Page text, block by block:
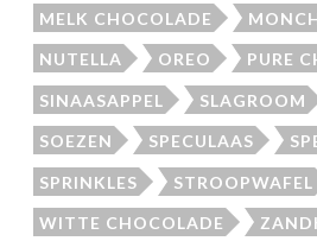
MELK CHOCOLADE
NUTELLA OREO PURE
SINAASAPPEL SLAGROOM
SOEZEN SPECULAAS
SPRINKLES STROOPWAFEL
WITTE CHOCOLADE